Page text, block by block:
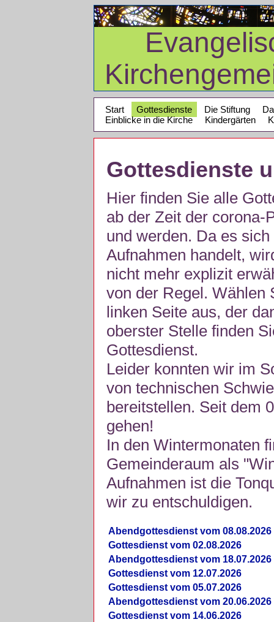
Start Gottesdienste Die Stiftung
Einblicke in die Kirche
Kindergärten
Gottesdienste
Hier finden Sie alle
ab der Zeit der corona-
und werden. Da es
Aufnahmen handelt,
nicht mehr explizit
von der Regel. Wählen
linken Seite aus, der
oberster Stelle finden
Gottesdienst.
Leider konnten wir im
von technischen
bereitstellen. Seit dem
gehen!
In den Wintermonaten
Gemeinderaum als
Aufnahmen ist die
wir zu entschuldigen.
Abendgottesdienst vom 08.08.2026
Gottesdienst vom 02.08.2026
Abendgottesdienst vom 18.07.2026
Gottesdienst vom 12.07.2026
Gottesdienst vom 05.07.2026
Abendgottesdienst vom 20.06.2026
Gottesdienst vom 14.06.2026